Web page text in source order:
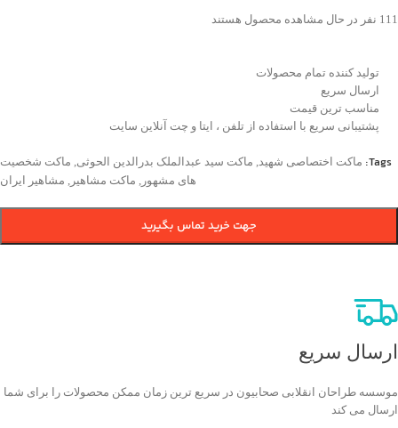
111 نفر در حال مشاهده محصول هستند
تولید کننده تمام محصولات
ارسال سریع
مناسب ترین قیمت
پشتیبانی سریع با استفاده از تلفن ، ایتا و چت آنلاین سایت
Tags: ماکت اختصاصی شهید ماکت سید عبدالملک بدرالدین الحوثی ماکت شخصیت
های مشهور
ماکت مشاهیر مشاهیر ایران
جهت خرید تماس بگیرید
ارسال سریع
موسسه طراحان انقلابی صحابیون در سریع ترین زمان ممکن محصولات را برای شما
ارسال می کند